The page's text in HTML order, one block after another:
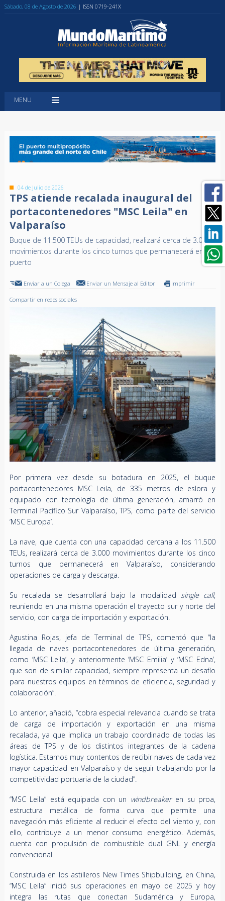
Sábado, 08 de Agosto de 2026 | ISSN 0719-241X
MENU
04 de Julio de 2026
TPS atiende recalada inaugural del
portacontenedores "MSC Leila" en
Valparaíso
Buque de 11.500 TEUs de capacidad, realizará cerca de 3.000
movimientos durante los cinco turnos que permanecerá en el
puerto
Enviar a un Colega Enviar un Mensaje al Editor Imprimir
Compartir en redes sociales
Por primera vez desde su botadura en 2025, el buque
portacontenedores MSC Leila, de 335 metros de eslora y
equipado con tecnología de última generación, amarró en
Terminal Pacífico Sur Valparaíso, TPS, como parte del servicio
‘MSC Europa’.
La nave, que cuenta con una capacidad cercana a los 11.500
TEUs, realizará cerca de 3.000 movimientos durante los cinco
turnos que permanecerá en Valparaíso, considerando
operaciones de carga y descarga.
Su recalada se desarrollará bajo la modalidad single call,
reuniendo en una misma operación el trayecto sur y norte del
servicio, con carga de importación y exportación.
Agustina Rojas, jefa de Terminal de TPS, comentó que “la
llegada de naves portacontenedores de última generación,
como ‘MSC Leila’, y anteriormente ‘MSC Emilia’ y ‘MSC Edna’,
que son de similar capacidad, siempre representa un desafío
para nuestros equipos en términos de eficiencia, seguridad y
colaboración”.
Lo anterior, añadió, “cobra especial relevancia cuando se trata
de carga de importación y exportación en una misma
recalada, ya que implica un trabajo coordinado de todas las
áreas de TPS y de los distintos integrantes de la cadena
logística. Estamos muy contentos de recibir naves de cada vez
mayor capacidad en Valparaíso y de seguir trabajando por la
competitividad portuaria de la ciudad”.
“MSC Leila” está equipada con un windbreakeren su proa,
estructura metálica de forma curva que permite una
navegación más eficiente al reducir el efecto del viento y, con
ello, contribuye a un menor consumo energético. Además,
cuenta con propulsión de combustible dual GNL y energía
convencional.
Construida en los astilleros New Times Shipbuilding, en China,
“MSC Leila” inició sus operaciones en mayo de 2025 y hoy
integra las rutas que conectan Sudamérica y Europa,